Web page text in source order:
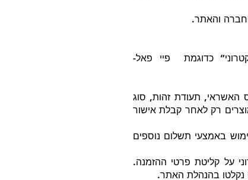
והאתר.
כדוגמת פיי פאל-
האשראי, תעודת זהות, סוג
רק לאחר קבלת אישור
באמצעי תשלום נוספים
על קליטת פרטי ההזמנה.
נקלטו בהנהלת האתר.